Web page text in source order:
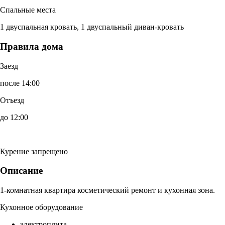
Спальные места
1 двуспальная кровать, 1 двуспальный диван-кровать
Правила дома
Заезд
после 14:00
Отъезд
до 12:00
Курение запрещено
Описание
1-комнатная квартира косметический ремонт и кухонная зона.
Кухонное оборудование